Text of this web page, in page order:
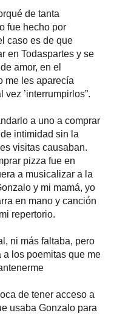
de tanta
fue hecho por
caso es de que
en Todaspartes y se
amor, en el
me les aparecía
’interrumpirlos”.
a uno a comprar
intimidad sin la
visitas causaban.
pizza fue en
a musicalizar a la
y mi mamá, yo
en mano y canción
repertorio.
ni más faltaba, pero
los poemitas que me
de tener acceso a
usaba Gonzalo para